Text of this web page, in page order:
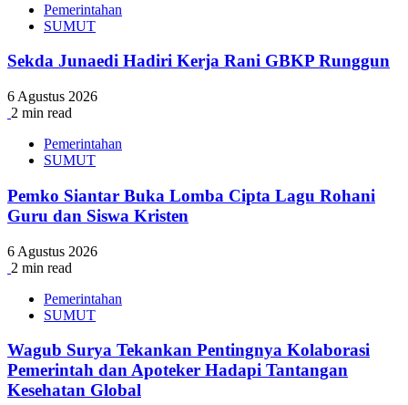
Pemerintahan
SUMUT
Sekda Junaedi Hadiri Kerja Rani GBKP Runggun
6 Agustus 2026
2 min read
Pemerintahan
SUMUT
Pemko Siantar Buka Lomba Cipta Lagu Rohani
Guru dan Siswa Kristen
6 Agustus 2026
2 min read
Pemerintahan
SUMUT
Wagub Surya Tekankan Pentingnya Kolaborasi
Pemerintah dan Apoteker Hadapi Tantangan
Kesehatan Global